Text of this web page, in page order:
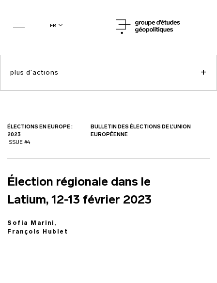
fr
ÉLECTIONS EN EUROPE :
2023
ISSUE #4
BULLETIN DES ÉLECTIONS DE L’UNION
EUROPÉENNE
Élection régionale dans le
Latium, 12-13 février 2023
Sofia Marini,
François Hublet
plus d'actions +